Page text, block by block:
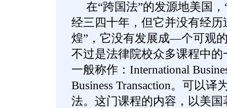
在“跨国法”的发源地美国，
经三四十年，但它并没有经历
煌”，它没有发展成—个可观
不过是法律院校众多课程中
一般称作：International
Business Transaction。可以
法。这门课程的内容，以美